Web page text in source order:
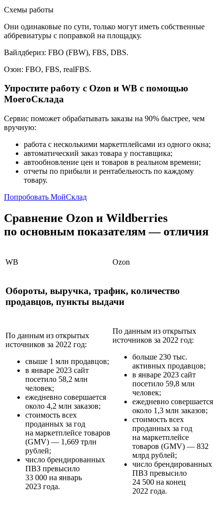
Схемы работы
Они одинаковые по сути, только могут иметь собственные
аббревиатуры с поправкой на площадку.
Вайлдбериз: FBO (FBW), FBS, DBS.
Озон: FBO, FBS, realFBS.
Упростите работу с Ozon и WB с помощью
МоегоСклада
Сервис поможет обрабатывать заказы на 90% быстрее, чем
вручную:
работа с несколькими маркетплейсами из одного окна;
автоматический заказ товара у поставщика;
автообновление цен и товаров в реальном времени;
отчеты по прибыли и рентабельность по каждому
товару.
Попробовать МойСклад
Сравнение Ozon и Wildberries
по основным показателям — отличия
WB Ozon
Обороты, выручка, трафик, количество
продавцов, пункты выдачи
По данным из открытых
источников за 2022 год:
свыше 1 млн продавцов;
в январе 2023 сайт
посетило 58,2 млн
человек;
ежедневно совершается
около 4,2 млн заказов;
стоимость всех
проданных за год
на маркетплейсе товаров
(GMV) — 1,669 трлн
рублей;
число брендированных
ПВЗ превысило
33 000 на январь
2023 года.
По данным из открытых
источников за 2022 год:
больше 230 тыс.
активных продавцов;
в январе 2023 сайт
посетило 59,8 млн
человек;
ежедневно совершается
около 1,3 млн заказов;
стоимость всех
проданных за год
на маркетплейсе
товаров (GMV) — 832
млрд рублей;
число брендированных
ПВЗ превысило
24 500 на конец
2022 года.